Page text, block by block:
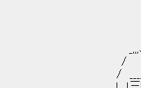
_,,,､-ｰ
/ ......../
/ ____, !